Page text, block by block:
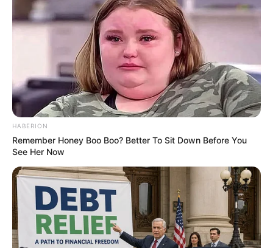
ดูดวง ราศีในช่วงนี้จะ เครียด จนสติแตก
19 ก.ค. 2013
HABERION
Remember Honey Boo Boo? Better To Sit Down Before You
See Her Now